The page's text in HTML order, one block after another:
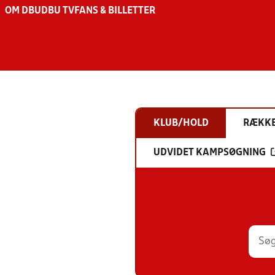
OM DBU DBU TV FANS & BILLETTER
KLUB/HOLD
UDVIDET KAMPSØGNING